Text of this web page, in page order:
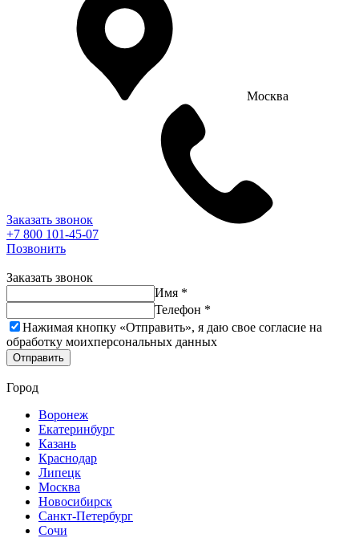
Москва
Заказать звонок
+7 800 101-45-07
Позвонить
Заказать звонок
Имя *
Телефон *
Нажимая кнопку «Отправить», я даю свое согласие на
обработку моихперсональных данных
Отправить
Город
Воронеж
Екатеринбург
Казань
Краснодар
Липецк
Москва
Новосибирск
Санкт-Петербург
Сочи